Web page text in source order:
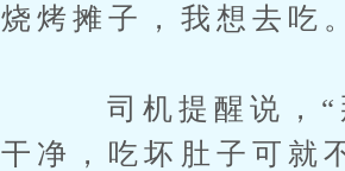
烧烤摊子，我想去吃
司机提醒说，“那
干净，吃坏肚子可就